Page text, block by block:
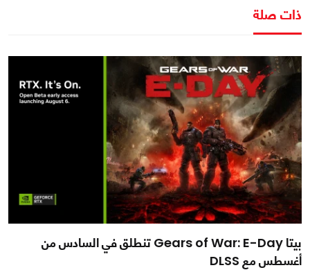
ذات صلة
بيتا Gears of War: E-Day تنطلق في السادس من
أغسطس مع DLSS